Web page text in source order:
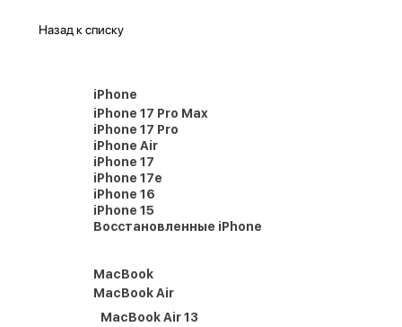
Назад к списку
iPhone
iPhone 17 Pro Max
iPhone 17 Pro
iPhone Air
iPhone 17
iPhone 17e
iPhone 16
iPhone 15
Восстановленные iPhone
MacBook
MacBook Air
MacBook Air 13